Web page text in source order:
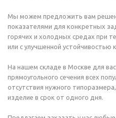
Мы можем предложить вам
показателями для конкретных
горячих и холодных средах при
или с улучшенной устойчивостью
На нашем складе в Москве для
прямоугольного сечения всех
отсутствия нужного
изделие в срок от одного дня.